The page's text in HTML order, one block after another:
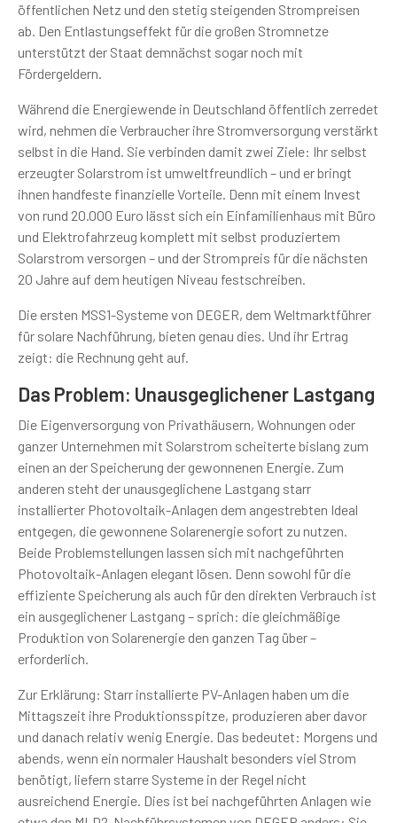
öffentlichen Netz und den stetig steigenden Strompreisen
ab. Den Entlastungseffekt für die großen Stromnetze
unterstützt der Staat demnächst sogar noch mit
Fördergeldern.
Während die Energiewende in Deutschland öffentlich zerredet
wird, nehmen die Verbraucher ihre Stromversorgung verstärkt
selbst in die Hand. Sie verbinden damit zwei Ziele: Ihr selbst
erzeugter Solarstrom ist umweltfreundlich – und er bringt
ihnen handfeste finanzielle Vorteile. Denn mit einem Invest
von rund 20.000 Euro lässt sich ein Einfamilienhaus mit Büro
und Elektrofahrzeug komplett mit selbst produziertem
Solarstrom versorgen – und der Strompreis für die nächsten
20 Jahre auf dem heutigen Niveau festschreiben.
Die ersten MSS1-Systeme von DEGER, dem Weltmarktführer
für solare Nachführung, bieten genau dies. Und ihr Ertrag
zeigt: die Rechnung geht auf.
Das Problem: Unausgeglichener Lastgang
Die Eigenversorgung von Privathäusern, Wohnungen oder
ganzer Unternehmen mit Solarstrom scheiterte bislang zum
einen an der Speicherung der gewonnenen Energie. Zum
anderen steht der unausgeglichene Lastgang starr
installierter Photovoltaik-Anlagen dem angestrebten Ideal
entgegen, die gewonnene Solarenergie sofort zu nutzen.
Beide Problemstellungen lassen sich mit nachgeführten
Photovoltaik-Anlagen elegant lösen. Denn sowohl für die
effiziente Speicherung als auch für den direkten Verbrauch ist
ein ausgeglichener Lastgang – sprich: die gleichmäßige
Produktion von Solarenergie den ganzen Tag über –
erforderlich.
Zur Erklärung: Starr installierte PV-Anlagen haben um die
Mittagszeit ihre Produktionsspitze, produzieren aber davor
und danach relativ wenig Energie. Das bedeutet: Morgens und
abends, wenn ein normaler Haushalt besonders viel Strom
benötigt, liefern starre Systeme in der Regel nicht
ausreichend Energie. Dies ist bei nachgeführten Anlagen wie